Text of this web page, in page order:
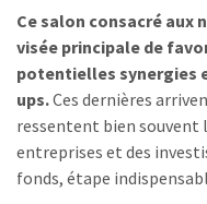
Ce salon consacré aux
visée principale de
potentielles synergies
ups.Ces dernières
ressentent bien souvent
entreprises et des
fonds, étape